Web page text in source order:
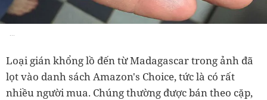
...
Loại gián khổng lồ đến từ Madagascar trong ảnh đã
lọt vào danh sách Amazon's Choice, tức là có rất
nhiều người mua. Chúng thường được bán theo cặp,